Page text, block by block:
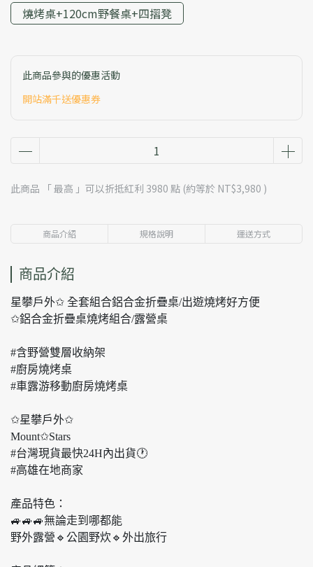
燒烤桌+120cm野餐桌+四摺凳
此商品參與的優惠活動
開站滿千送優惠券
此商品 「 最高 」可以折抵紅利 3980 點 (約等於 NT$3,980 )
商品介紹 規格說明 運送方式
商品介紹
星攀戶外✩ 全套組合鋁合金折疊桌/出遊燒烤好方便
✩鋁合金折疊桌燒烤組合/露營桌
#含野營雙層收納架
#廚房燒烤桌
#車露游移動廚房燒烤桌
✩星攀戶外✩
Mount✩Stars
#台灣現貨最快24H內出貨🕐
#高雄在地商家
產品特色：
🚙🚙🚙無論走到哪都能
野外露營🔹公園野炊🔹外出旅行